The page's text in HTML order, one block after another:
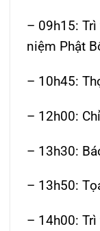
– 09h15:
niệm Phật
– 10h45:
– 12h00:
– 13h30:
– 13h50:
– 14h00: